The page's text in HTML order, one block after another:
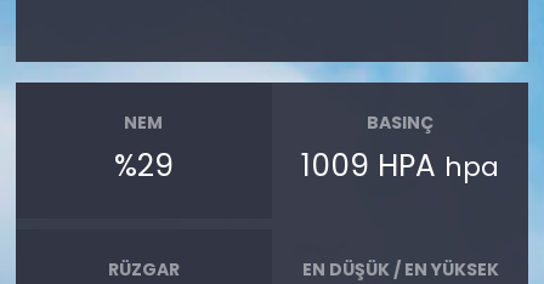
NEM
%29
BASINÇ
1009 HPA hpa
RÜZGAR EN DÜŞÜK / EN YÜKSEK